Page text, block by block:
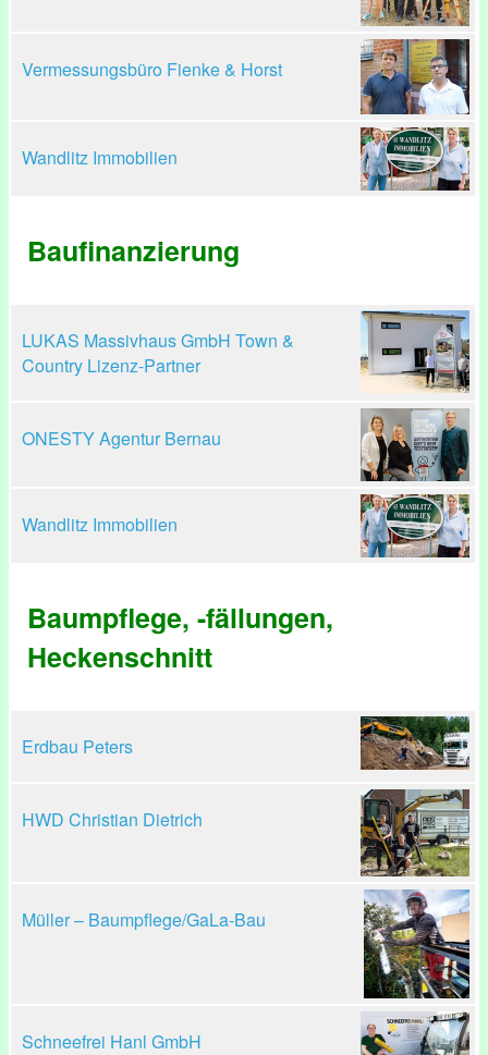
Vermessungsbüro Fienke & Horst
Wandlitz Immobilien
Baufinanzierung
LUKAS Massivhaus GmbH Town &
Country Lizenz-Partner
ONESTY Agentur Bernau
Wandlitz Immobilien
Baumpflege, -fällungen,
Heckenschnitt
Erdbau Peters
HWD Christian Dietrich
Müller – Baumpflege/GaLa-Bau
Schneefrei Hanl GmbH